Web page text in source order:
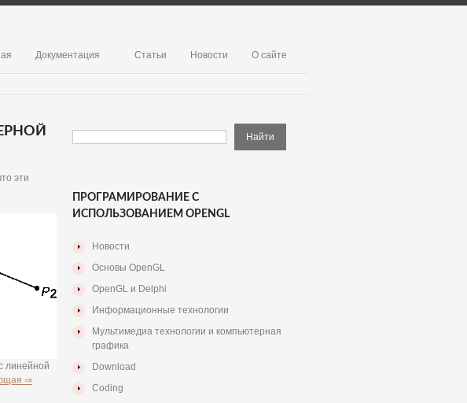
Документация Статьи Новости О сайте
эти
линейной
⇒
ПРОГРАМИРОВАНИЕ С
ИСПОЛЬЗОВАНИЕМ OPENGL
Новости
Основы OpenGL
OpenGL и Delphi
Информационные технологии
Мультимедиа технологии и компьютерная
графика
Download
Coding